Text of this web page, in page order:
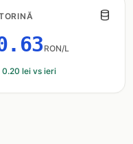
RON/L
0.20 lei vs ieri